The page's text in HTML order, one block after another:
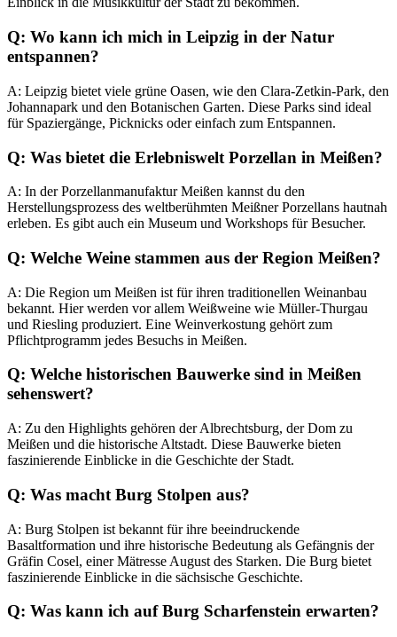
Q: Wo kann ich mich in Leipzig in der Natur
entspannen?
A: Leipzig bietet viele grüne Oasen, wie den Clara-Zetkin-Park, den
Johannapark und den Botanischen Garten. Diese Parks sind ideal
für Spaziergänge, Picknicks oder einfach zum Entspannen.
Q: Was bietet die Erlebniswelt Porzellan in Meißen?
A: In der Porzellanmanufaktur Meißen kannst du den
Herstellungsprozess des weltberühmten Meißner Porzellans hautnah
erleben. Es gibt auch ein Museum und Workshops für Besucher.
Q: Welche Weine stammen aus der Region Meißen?
A: Die Region um Meißen ist für ihren traditionellen Weinanbau
bekannt. Hier werden vor allem Weißweine wie Müller-Thurgau
und Riesling produziert. Eine Weinverkostung gehört zum
Pflichtprogramm jedes Besuchs in Meißen.
Q: Welche historischen Bauwerke sind in Meißen
sehenswert?
A: Zu den Highlights gehören der Albrechtsburg, der Dom zu
Meißen und die historische Altstadt. Diese Bauwerke bieten
faszinierende Einblicke in die Geschichte der Stadt.
Q: Was macht Burg Stolpen aus?
A: Burg Stolpen ist bekannt für ihre beeindruckende
Basaltformation und ihre historische Bedeutung als Gefängnis der
Gräfin Cosel, einer Mätresse August des Starken. Die Burg bietet
faszinierende Einblicke in die sächsische Geschichte.
Q: Was kann ich auf Burg Scharfenstein erwarten?